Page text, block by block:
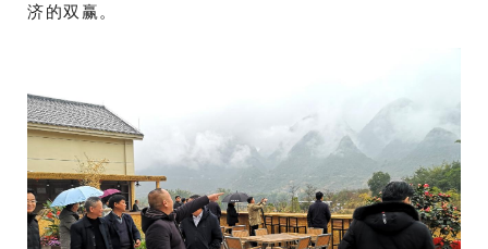
济的双赢。